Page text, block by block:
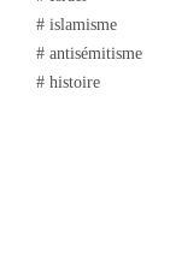
# islamisme
# antisémitisme
# histoire